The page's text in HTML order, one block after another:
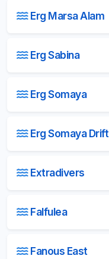
Erg Marsa Alam
Erg Sabina
Erg Somaya
Erg Somaya Drift
Extradivers
Falfulea
Fanous East